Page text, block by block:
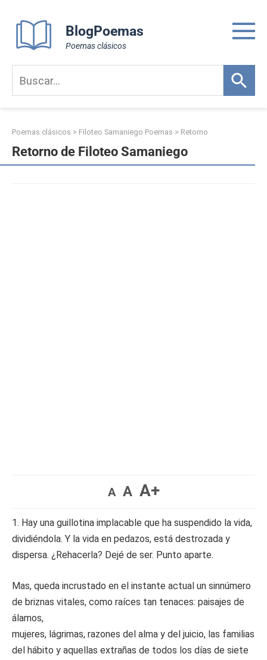
content
BlogPoemas
Poemas clásicos
Poemas clásicos > Filoteo Samaniego Poemas > Retorno
Retorno de Filoteo Samaniego
A A A+
1. Hay una guillotina implacable que ha suspendido la vida,
dividiéndola. Y la vida en pedazos, está destrozada y
dispersa. ¿Rehacerla? Dejé de ser. Punto aparte.
Mas, queda incrustado en el instante actual un sinnúmero
de briznas vitales, como raíces tan tenaces: paisajes de
álamos,
mujeres, lágrimas, razones del alma y del juicio, las familias
del hábito y aquellas extrañas de todos los días de siete